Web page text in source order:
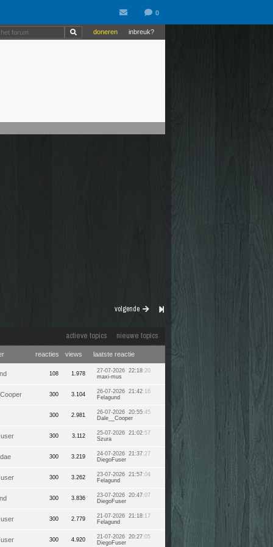
inbreuk?
doneren
volgende
actieve topics nieuwe topics
reacties views laatste reactie
108 1.978 27-07-2026 22:18:20
maxi-mus
300 3.104 26-07-2026 21:42:16
Felagund
300 2.981 26-07-2026 20:55:45
Dale__Cooper
300 3.112 25-07-2026 21:02:57
Szura
300 3.219 24-07-2026 21:37:27
DiegoFuser
300 3.262 23-07-2026 21:57:04
Felagund
300 3.836 23-07-2026 20:47:07
DiegoFuser
300 2.779 21-07-2026 21:18:17
Felagund
300 4.920 21-07-2026 20:27:05
DiegoFuser